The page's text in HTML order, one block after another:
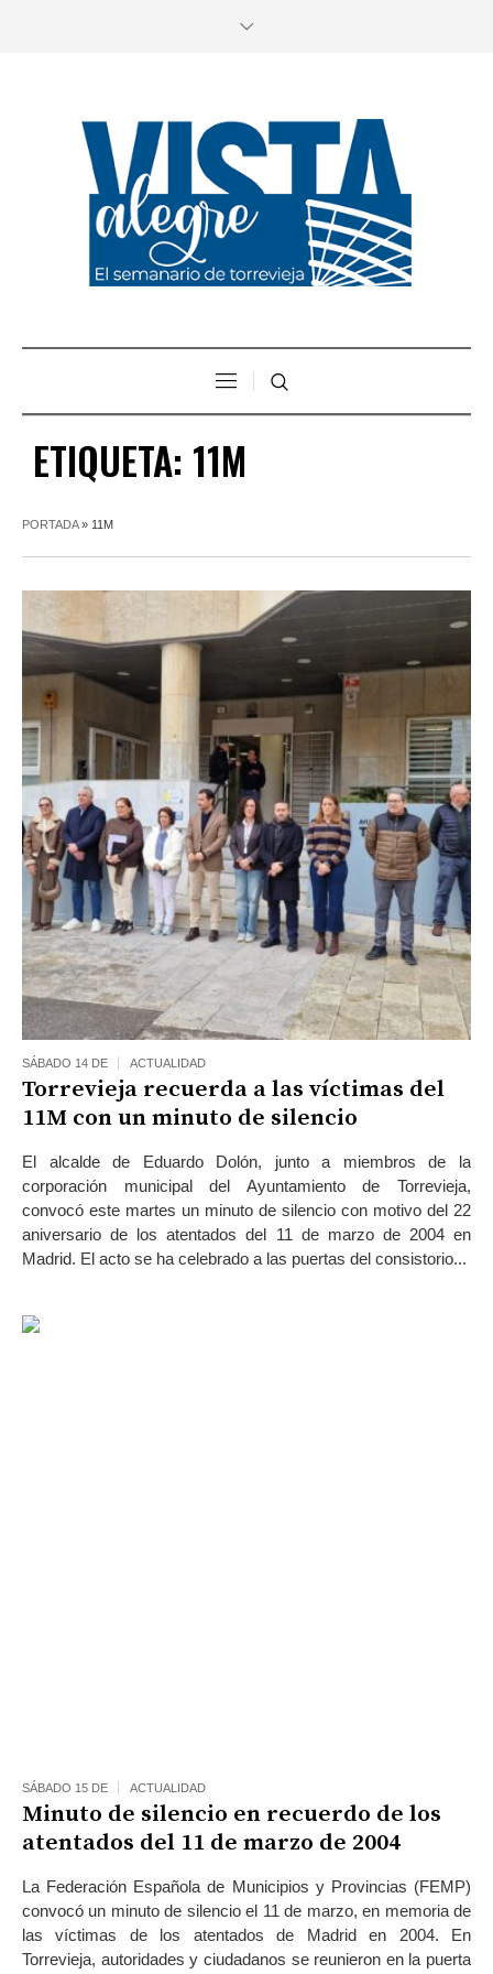
ETIQUETA: 11M
PORTADA» 11M
SÁBADO 14 DE ACTUALIDAD
Torrevieja recuerda a las víctimas del
11M con un minuto de silencio
El alcalde de Eduardo Dolón, junto a miembros de la
corporación municipal del Ayuntamiento de Torrevieja,
convocó este martes un minuto de silencio con motivo del 22
aniversario de los atentados del 11 de marzo de 2004 en
Madrid. El acto se ha celebrado a las puertas del consistorio...
SÁBADO 15 DE ACTUALIDAD
Minuto de silencio en recuerdo de los
atentados del 11 de marzo de 2004
La Federación Española de Municipios y Provincias (FEMP)
convocó un minuto de silencio el 11 de marzo, en memoria de
las víctimas de los atentados de Madrid en 2004. En
Torrevieja, autoridades y ciudadanos se reunieron en la puerta